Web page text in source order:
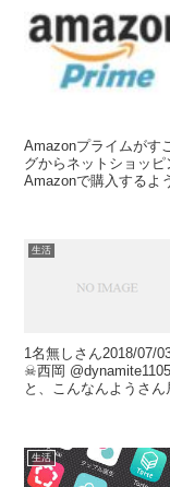
Amazonプライムがす
グからネットショッ
Amazonで購入するよ
生活
1名無しさん2018/07/
☠西岡
と、こんなんようさ
生活